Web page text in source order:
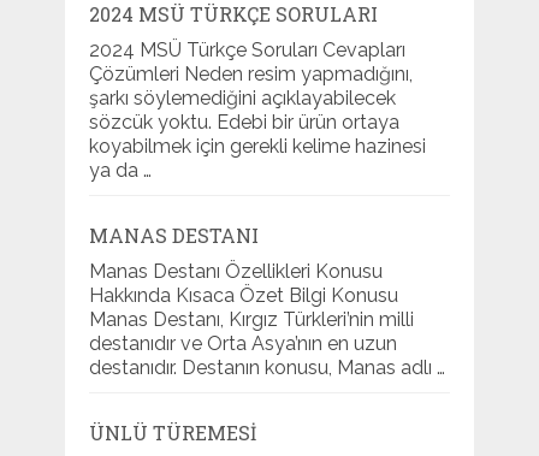
2024 MSÜ TÜRKÇE SORULARI
2024 MSÜ Türkçe Soruları Cevapları
Çözümleri Neden resim yapmadığını,
şarkı söylemediğini açıklayabilecek
sözcük yoktu. Edebi bir ürün ortaya
koyabilmek için gerekli kelime hazinesi
ya da …
MANAS DESTANI
Manas Destanı Özellikleri Konusu
Hakkında Kısaca Özet Bilgi Konusu
Manas Destanı, Kırgız Türkleri’nin milli
destanıdır ve Orta Asya’nın en uzun
destanıdır. Destanın konusu, Manas adlı …
ÜNLÜ TÜREMESI